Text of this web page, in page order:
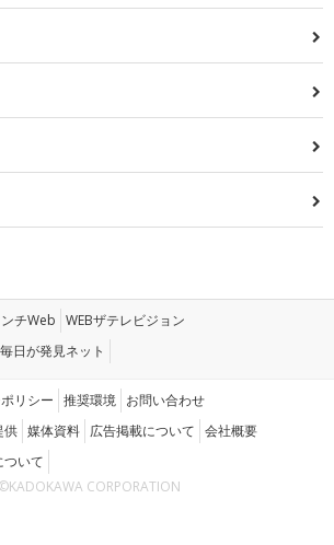
チWeb WEBザテレビジョン
毎日が発見ネット
リシー 推奨環境 お問い合わせ
供 媒体資料 広告掲載について 会社概要
いて
©KADOKAWA CORPORATION